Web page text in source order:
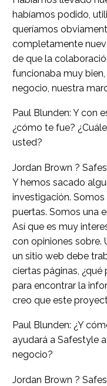
habíamos podido,
queríamos
completamente
de que la
funcionaba muy
negocio, nuestra
Paul Blunden: Y con
¿cómo te fue?
usted?
Jordan Brown ?
Y hemos sacado
investigación.
puertas. Somos una
Así que es muy
con opiniones sobre.
un sitio web debe
ciertas páginas, ¿qué
para encontrar la
creo que este
Paul Blunden: ¿Y
ayudará a Safestyle
negocio?
Jordan Brown ?